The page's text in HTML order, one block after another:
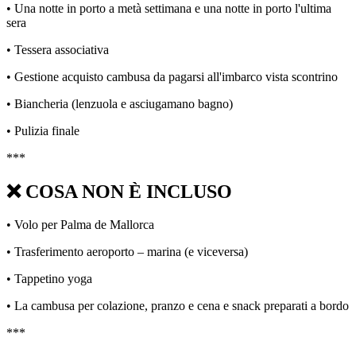
• Una notte in porto a metà settimana e una notte in porto l'ultima
sera
• Tessera associativa
• Gestione acquisto cambusa da pagarsi all'imbarco vista scontrino
• Biancheria (lenzuola e asciugamano bagno)
• Pulizia finale
***
❌ COSA NON È INCLUSO
• Volo per Palma de Mallorca
• Trasferimento aeroporto – marina (e viceversa)
• Tappetino yoga
• La cambusa per colazione, pranzo e cena e snack preparati a bordo
***